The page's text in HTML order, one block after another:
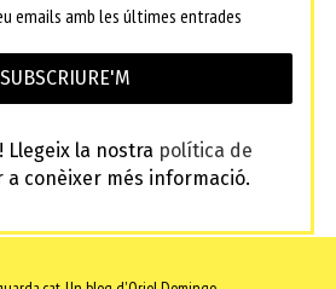
emails amb les últimes entrades
Llegeix la nostra política de
conèixer més informació.